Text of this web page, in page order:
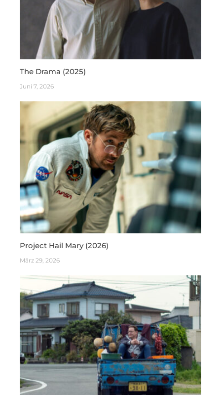
The Drama (2025)
Juni 7, 2026
Project Hail Mary (2026)
März 29, 2026